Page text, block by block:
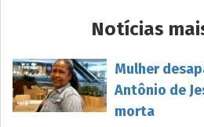
Notícias
Mulher
Antônio de
morta